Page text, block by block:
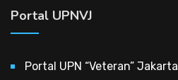
Portal UPNVJ
Portal UPN “Veteran” Jakarta